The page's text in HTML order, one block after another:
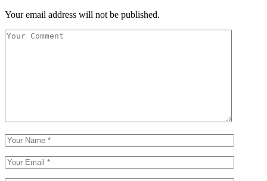
Your email address will not be published.